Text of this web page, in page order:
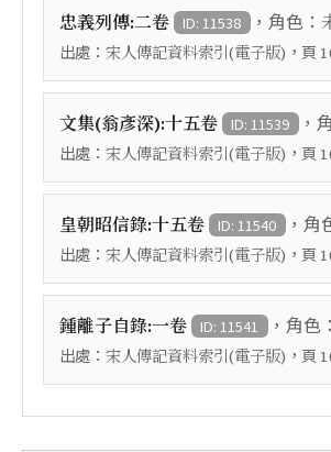
忠義列傳:二卷 ID: 11538 ，角色：
出處： 宋人傳記資料索引(電子版) ，頁
文集(翁彥深):十五卷 ID: 11539 ，
出處： 宋人傳記資料索引(電子版) ，頁
皇朝昭信錄:十五卷 ID: 11540 ，角
出處： 宋人傳記資料索引(電子版) ，頁
鍾離子自錄:一卷 ID: 11541 ，角色：
出處： 宋人傳記資料索引(電子版) ，頁